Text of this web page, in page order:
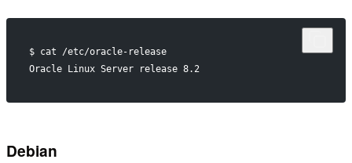
$ cat /etc/oracle-release
Oracle Linux Server release 8.2
Debian